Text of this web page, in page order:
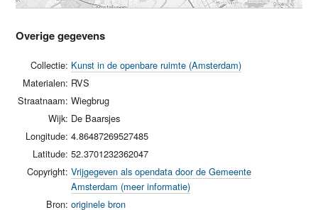
Overige gegevens
Collectie: Kunst in de openbare ruimte (Amsterdam)
Materialen: RVS
Straatnaam: Wiegbrug
Wijk: De Baarsjes
Longitude: 4.86487269527485
Latitude: 52.3701232362047
Copyright: Vrijgegeven als opendata door de Gemeente
Amsterdam (meer informatie)
Bron: originele bron